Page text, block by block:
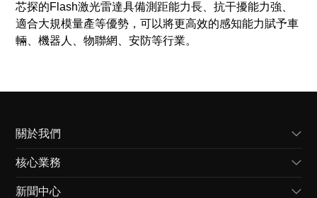
芯探的Flash激光雷達具備測距能力長、抗干擾能力強、
適合大規模量產等優勢，可以將更高效的感知能力賦予車
輛、機器人、物聯網、安防等行業。
關於我們
企業概況
企業願景
核心業務
產品線
新聞中心